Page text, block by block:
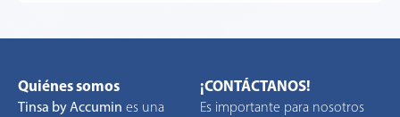
Quiénes somos
Tinsa by Accumin es una
¡CONTÁCTANOS!
Es importante para nosotros